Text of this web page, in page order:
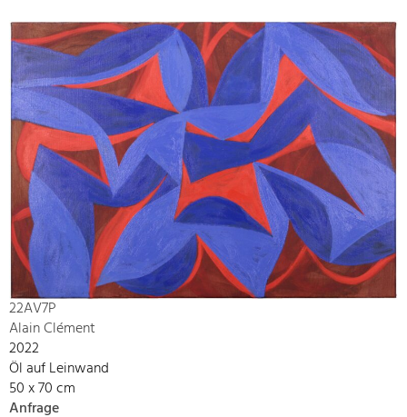
22AV7P
Alain Clément
2022
Öl auf Leinwand
50 x 70 cm
Anfrage